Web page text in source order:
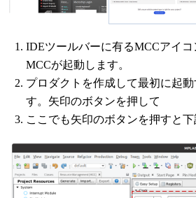
IDEツールバーに有るMCCアイ
MCCが起動します。
プロダクトを作成して最初に起
す。矢印のボタンを押して
ここでも矢印のボタンを押すと下